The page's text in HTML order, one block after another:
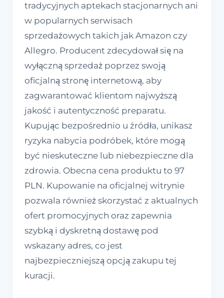
tradycyjnych aptekach stacjonarnych ani
w popularnych serwisach
sprzedażowych takich jak Amazon czy
Allegro. Producent zdecydował się na
wyłączną sprzedaż poprzez swoją
oficjalną stronę internetową, aby
zagwarantować klientom najwyższą
jakość i autentyczność preparatu.
Kupując bezpośrednio u źródła, unikasz
ryzyka nabycia podróbek, które mogą
być nieskuteczne lub niebezpieczne dla
zdrowia. Obecna cena produktu to 97
PLN. Kupowanie na oficjalnej witrynie
pozwala również skorzystać z aktualnych
ofert promocyjnych oraz zapewnia
szybką i dyskretną dostawę pod
wskazany adres, co jest
najbezpieczniejszą opcją zakupu tej
kuracji.